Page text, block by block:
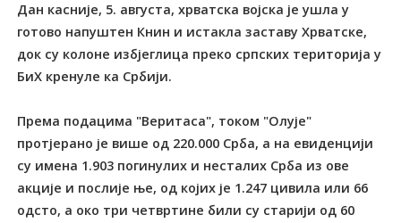
Дан касније, 5. августа, хрватска војска је ушла у
готово напуштен Книн и истакла заставу Хрватске,
док су колоне избјеглица преко српских територија у
БиХ кренуле ка Србији.
Према подацима "Веритаса", током "Олује"
протјерано је више од 220.000 Срба, а на евиденцији
су имена 1.903 погинулих и несталих Срба из ове
акције и послије ње, од којих је 1.247 цивила или 66
одсто, а око три четвртине били су старији од 60